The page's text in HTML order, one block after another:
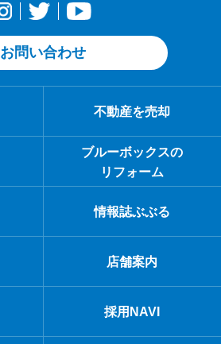
お問い合わせ
不動産を売却
ブルーボックスの
リフォーム
情報誌ぶぶる
店舗案内
採用NAVI